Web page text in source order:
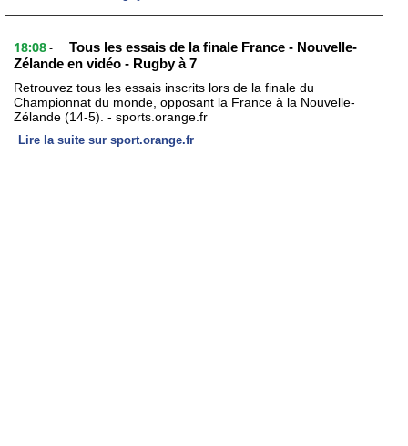
18:08 -
Tous les essais de la finale France - Nouvelle-
Zélande en vidéo - Rugby à 7
Retrouvez tous les essais inscrits lors de la finale du
Championnat du monde, opposant la France à la Nouvelle-
Zélande (14-5). - sports.orange.fr
Lire la suite sur sport.orange.fr